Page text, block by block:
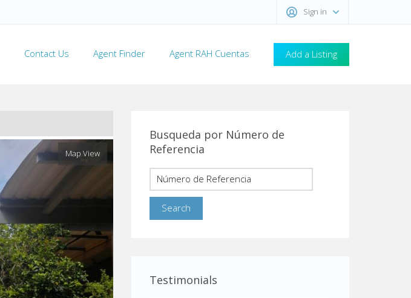
Sign in
Add a Listing
Contact Us Agent Finder Agent RAH Cuentas
Busqueda por Número de
Referencia
Testimonials
Map View